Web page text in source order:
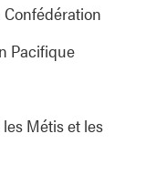
Pacifique
Métis et les